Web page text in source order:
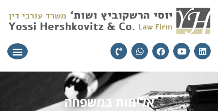
אלימות במשפחה